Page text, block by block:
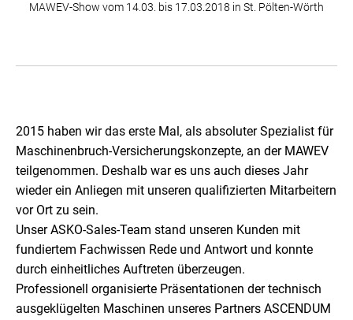
MAWEV-Show vom 14.03. bis 17.03.2018 in St. Pölten-Wörth
2015 haben wir das erste Mal, als absoluter Spezialist für
Maschinenbruch-Versicherungskonzepte, an der MAWEV
teilgenommen. Deshalb war es uns auch dieses Jahr
wieder ein Anliegen mit unseren qualifizierten Mitarbeitern
vor Ort zu sein.
Unser ASKO-Sales-Team stand unseren Kunden mit
fundiertem Fachwissen Rede und Antwort und konnte
durch einheitliches Auftreten überzeugen.
Professionell organisierte Präsentationen der technisch
ausgeklügelten Maschinen unseres Partners ASCENDUM